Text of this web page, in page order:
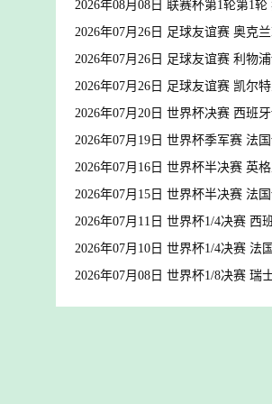
2026年08月08日 联赛杯第1轮第1
2026年07月26日 足球友谊赛 奥克
2026年07月26日 足球友谊赛 利物
2026年07月26日 足球友谊赛 凯尔
2026年07月20日 世界杯决赛 西班
2026年07月19日 世界杯季军赛 法
2026年07月16日 世界杯半决赛 英
2026年07月15日 世界杯半决赛 法
2026年07月11日 世界杯1/4决赛 西
2026年07月10日 世界杯1/4决赛 法
2026年07月08日 世界杯1/8决赛 瑞